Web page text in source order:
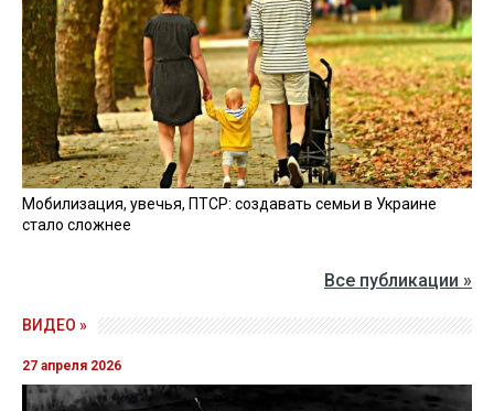
Мобилизация, увечья, ПТСР: создавать семьи в Украине
стало сложнее
Все публикации »
ВИДЕО »
27 апреля 2026